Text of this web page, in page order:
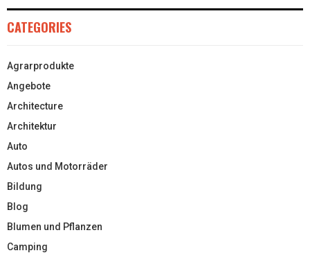
CATEGORIES
Agrarprodukte
Angebote
Architecture
Architektur
Auto
Autos und Motorräder
Bildung
Blog
Blumen und Pflanzen
Camping